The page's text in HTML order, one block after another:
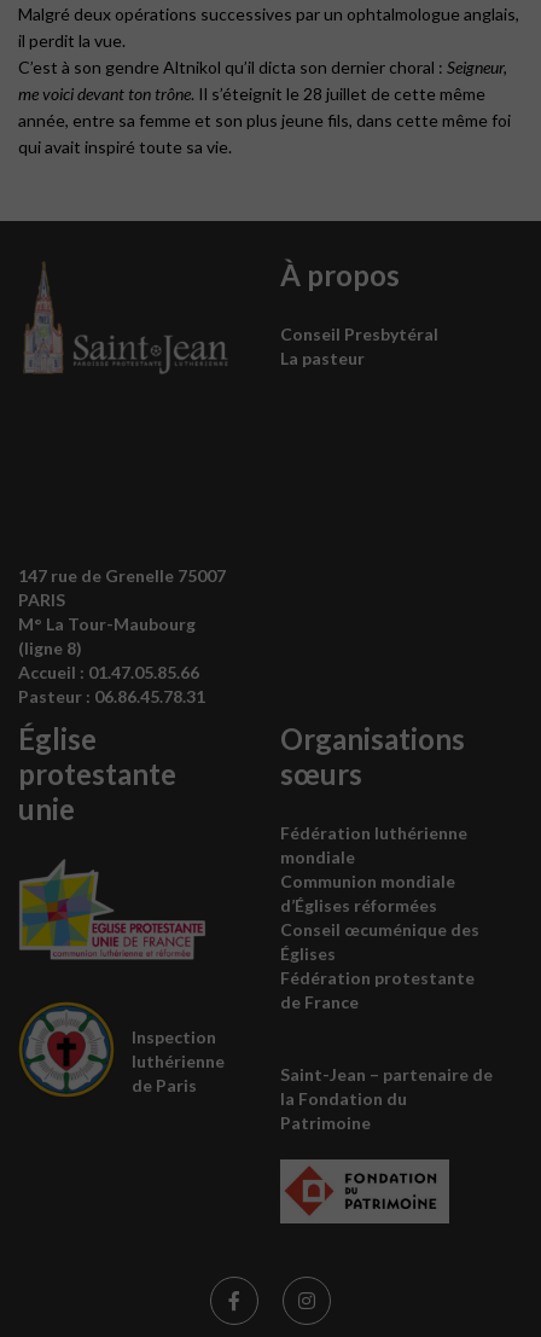
Malgré deux opérations successives par un ophtalmologue anglais,
il perdit la vue.
C’est à son gendre Altnikol qu’il dicta son dernier choral : Seigneur,
me voici devant ton trône. Il s’éteignit le 28 juillet de cette même
année, entre sa femme et son plus jeune fils, dans cette même foi
qui avait inspiré toute sa vie.
147 rue de Grenelle 75007
PARIS
M° La Tour-Maubourg
(ligne 8)
Accueil : 01.47.05.85.66
Pasteur : 06.86.45.78.31
À propos
Conseil Presbytéral
La pasteur
Église
protestante
unie
Inspection
luthérienne
de Paris
Organisations
sœurs
Fédération luthérienne
mondiale
Communion mondiale
d’Églises réformées
Conseil œcuménique des
Églises
Fédération protestante
de France
Saint-Jean – partenaire de
la Fondation du
Patrimoine